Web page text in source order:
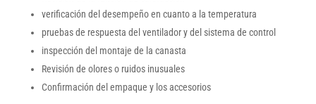
verificación del desempeño en cuanto a la temperatura
pruebas de respuesta del ventilador y del sistema de control
inspección del montaje de la canasta
Revisión de olores o ruidos inusuales
Confirmación del empaque y los accesorios